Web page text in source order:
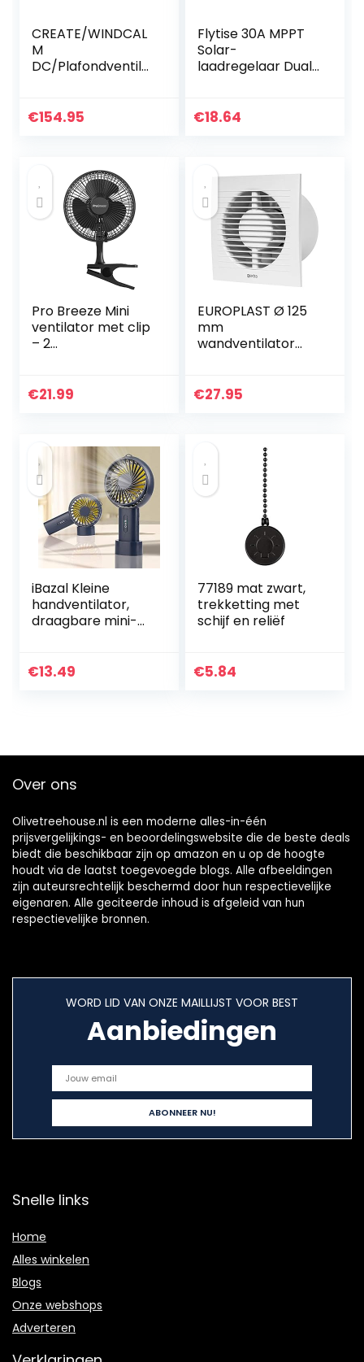
CREATE/WINDCAL
M
DC/Plafondventila
natuurlijke houten
€154.95
Flytise 30A MPPT
Solar-
laadregelaar Dual
zonnecelpaneel
€18.64
Pro Breeze Mini
ventilator met clip
– 2
stabiele klem –
de slaapkamer –
Zwart
€21.99
EUROPLAST Ø 125
mm
wandventilator
toilet badkamer –
€27.95
iBazal Kleine
handventilator,
draagbare mini-
ventilator,
€13.49
77189 mat zwart,
trekketting met
schijf en reliëf
€5.84
Over ons
Olivetreehouse.nl is een moderne alles-in-één
prijsvergelijkings- en beoordelingswebsite die de beste deals
biedt die beschikbaar zijn op amazon en u op de hoogte
houdt via de laatst toegevoegde blogs. Alle afbeeldingen
zijn auteursrechtelijk beschermd door hun respectievelijke
eigenaren. Alle geciteerde inhoud is afgeleid van hun
respectievelijke bronnen.
WORD LID VAN ONZE MAILLIJST VOOR BEST
Aanbiedingen
Snelle links
Home
Alles winkelen
Blogs
Onze webshops
Adverteren